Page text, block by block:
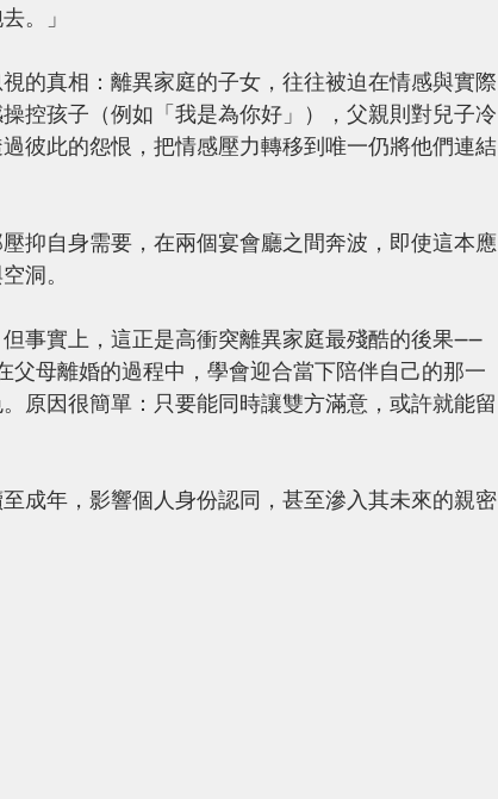
。」
的真相：離異家庭的子女，往往被迫在情感與實際
控孩子（例如「我是為你好」），父親則對兒子冷
彼此的怨恨，把情感壓力轉移到唯一仍將他們連結
抑自身需要，在兩個宴會廳之間奔波，即使這本應
洞。
事實上，這正是高衝突離異家庭最殘酷的後果——
父母離婚的過程中，學會迎合當下陪伴自己的那一
原因很簡單：只要能同時讓雙方滿意，或許就能留
成年，影響個人身份認同，甚至滲入其未來的親密